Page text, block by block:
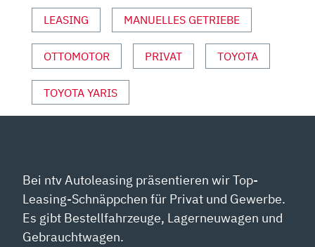
AUTO
MOTOR
UND
SPORT“
YOUTUBE
ANZEIGEN
LEASING MANUELLES GETRIEBE
OTTOMOTOR PRIVAT TOYOTA
TOYOTA YARIS
Bei ntv Autoleasing präsentieren wir Top-
Leasing-Schnäppchen für Privat und Gewerbe.
Es gibt Bestellfahrzeuge, Lagerneuwagen und
Gebrauchtwagen.